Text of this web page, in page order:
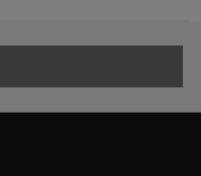
výdejné